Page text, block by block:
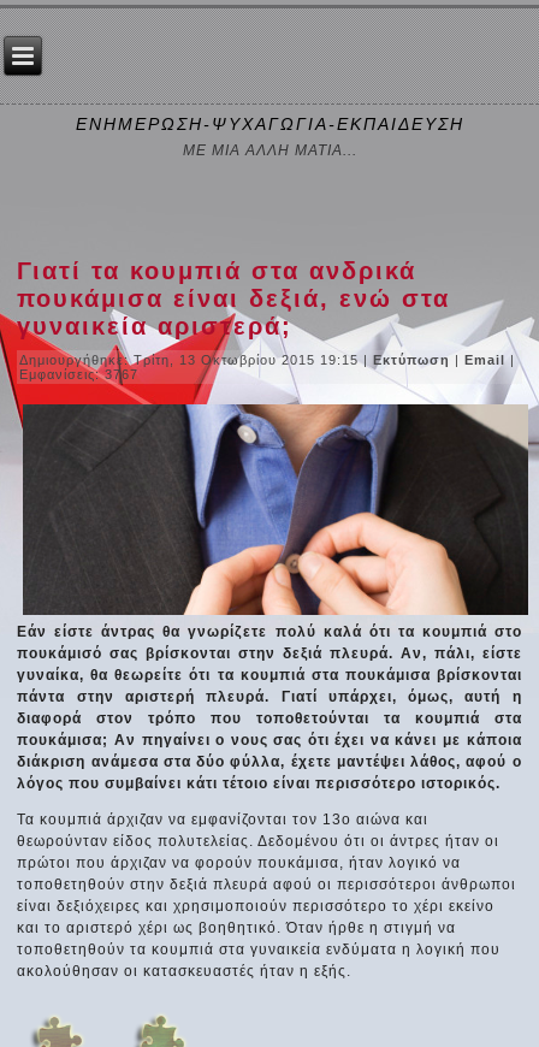
ΕΝΗΜΕΡΩΣΗ-ΨΥΧΑΓΩΓΙΑ-ΕΚΠΑΙΔΕΥΣΗ
ΜΕ ΜΙΑ ΑΛΛΗ ΜΑΤΙΑ...
Γιατί τα κουμπιά στα ανδρικά
πουκάμισα είναι δεξιά, ενώ στα
γυναικεία αριστερά;
Δημιουργήθηκε: Τρίτη, 13 Οκτωβρίου 2015 19:15|Εκτύπωση |Email |
Εμφανίσεις: 3767
Εάν είστε άντρας θα γνωρίζετε πολύ καλά ότι τα κουμπιά στο
πουκάμισό σας βρίσκονται στην δεξιά πλευρά. Αν, πάλι, είστε
γυναίκα, θα θεωρείτε ότι τα κουμπιά στα πουκάμισα βρίσκονται
πάντα στην αριστερή πλευρά. Γιατί υπάρχει, όμως, αυτή η
διαφορά στον τρόπο που τοποθετούνται τα κουμπιά στα
πουκάμισα; Αν πηγαίνει ο νους σας ότι έχει να κάνει με κάποια
διάκριση ανάμεσα στα δύο φύλλα, έχετε μαντέψει λάθος, αφού ο
λόγος που συμβαίνει κάτι τέτοιο είναι περισσότερο ιστορικός.
Τα κουμπιά άρχιζαν να εμφανίζονται τον 13ο αιώνα και
θεωρούνταν είδος πολυτελείας. Δεδομένου ότι οι άντρες ήταν οι
πρώτοι που άρχιζαν να φορούν πουκάμισα, ήταν λογικό να
τοποθετηθούν στην δεξιά πλευρά αφού οι περισσότεροι άνθρωποι
είναι δεξιόχειρες και χρησιμοποιούν περισσότερο το χέρι εκείνο
και το αριστερό χέρι ως βοηθητικό. Όταν ήρθε η στιγμή να
τοποθετηθούν τα κουμπιά στα γυναικεία ενδύματα η λογική που
ακολούθησαν οι κατασκευαστές ήταν η εξής.